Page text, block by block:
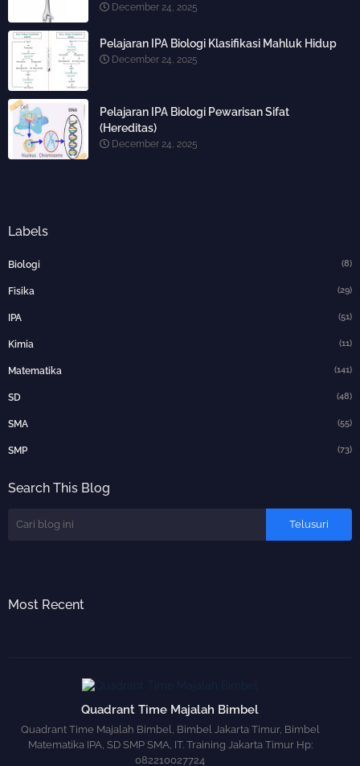
December 24, 2025
Pelajaran IPA Biologi Klasifikasi Mahluk Hidup
December 24, 2025
Pelajaran IPA Biologi Pewarisan Sifat
(Hereditas)
December 24, 2025
Labels
Biologi (8)
Fisika (29)
IPA (51)
Kimia (11)
Matematika (141)
SD (48)
SMA (55)
SMP (73)
Search This Blog
Most Recent
Quadrant Time Majalah Bimbel
Quadrant Time Majalah Bimbel, Bimbel Jakarta Timur, Bimbel
Matematika IPA, SD SMP SMA, IT. Training Jakarta Timur Hp:
082210027724